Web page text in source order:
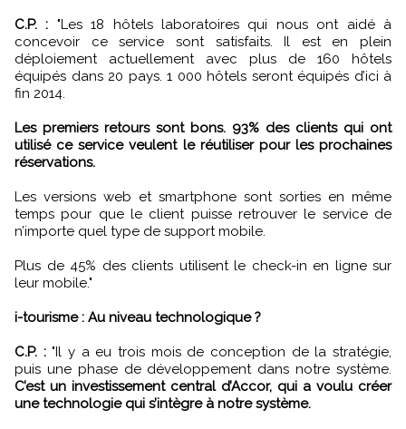
C.P. : "Les 18 hôtels laboratoires qui nous ont aidé à
concevoir ce service sont satisfaits. Il est en plein
déploiement actuellement avec plus de 160 hôtels
équipés dans 20 pays. 1 000 hôtels seront équipés d’ici à
fin 2014.
Les premiers retours sont bons. 93% des clients qui ont
utilisé ce service veulent le réutiliser pour les prochaines
réservations.
Les versions web et smartphone sont sorties en même
temps pour que le client puisse retrouver le service de
n’importe quel type de support mobile.
Plus de 45% des clients utilisent le check-in en ligne sur
leur mobile."
i-tourisme : Au niveau technologique ?
C.P. :"Il y a eu trois mois de conception de la stratégie,
puis une phase de développement dans notre système.
C’est un investissement central d’Accor, qui a voulu créer
une technologie qui s’intègre à notre système.